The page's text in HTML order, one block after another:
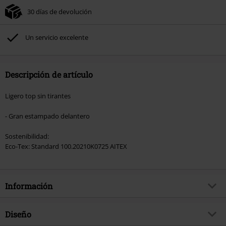
No acumulable con otras promociones Códigos promocionales.. Quedan
Rammstein, (Till) Lindemann, Böhse Onkelz, Broilers, Die Ärzte, Die Toten
Hosen, Metality, Funko Pop!, vales regalo y artículos que incluyan una
30 días de devolución
Un servicio excelente
Descripción de artículo
Ligero top sin tirantes
- Gran estampado delantero
Sostenibilidad:
Eco-Tex: Standard 100.20210K0725 AITEX
Información
Artículo no.
Diseño